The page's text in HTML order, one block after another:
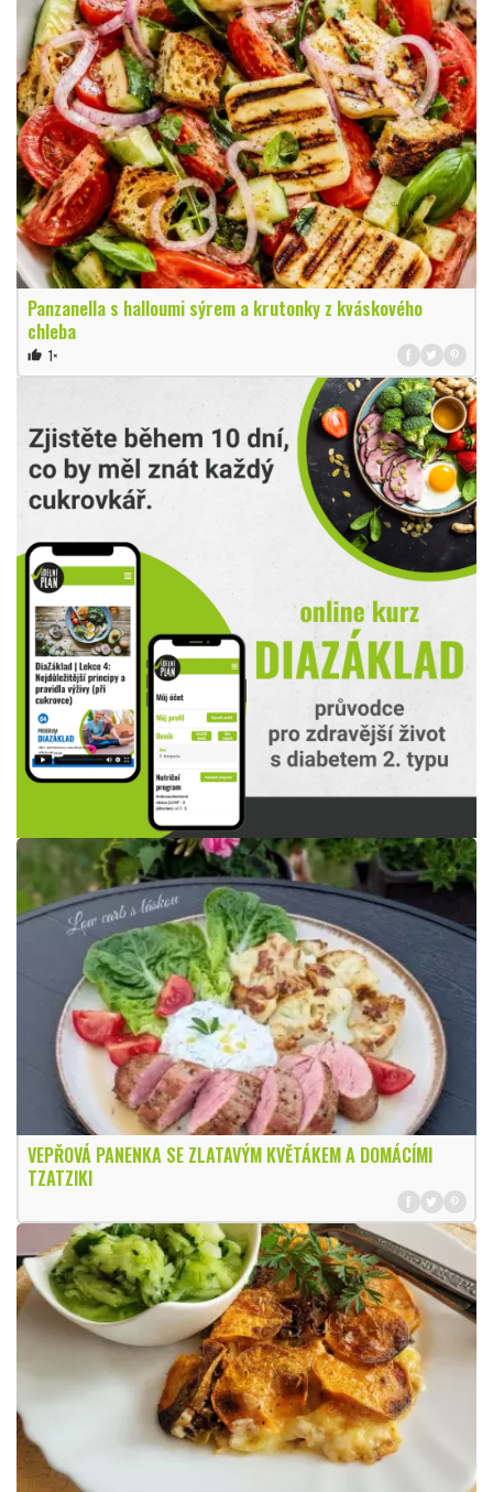
Panzanella s halloumi sýrem a krutonky z kváskového
chleba
thumb_up 1×
VEPŘOVÁ PANENKA SE ZLATAVÝM KVĚTÁKEM A DOMÁCÍMI
TZATZIKI